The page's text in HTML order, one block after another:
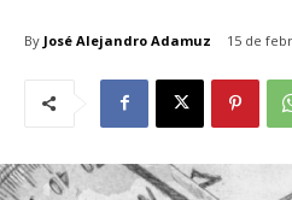
By José Alejandro Adamuz 15 de